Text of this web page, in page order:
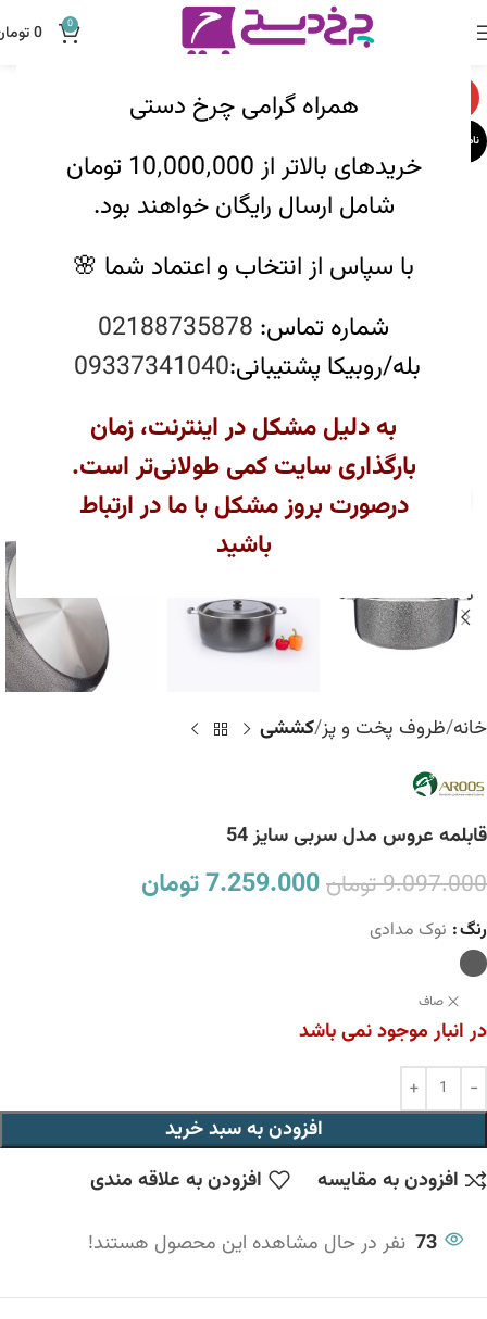
همراه گرامی چرخ دستی
خریدهای بالاتر از 10٬000٬000 تومان
شامل ارسال رایگان خواهند بود.
با سپاس از انتخاب و اعتماد شما 🌸
شماره تماس: 02188735878
بله/روبیکا پشتیبانی:09337341040
به دلیل مشکل در اینترنت، زمان
بارگذاری سایت کمی طولانی‌تر است.
درصورت بروز مشکل با ما در ارتباط
باشید
0
0
ناموجود
بزرگنمایی تصویر
خانه ظروف پخت و پز کششی
قابلمه عروس مدل سربی سایز 54
9.097.000تومان7.259.000تومان
رنگ نوک مدادی
صاف
در انبار موجود نمی باشد
افزودن به سبد خرید
افزودن به مقایسه
افزودن به علاقه مندی
73 نفر در حال مشاهده این محصول هستند!